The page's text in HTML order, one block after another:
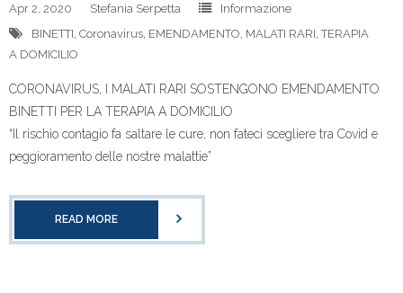
Apr 2, 2020 Stefania Serpetta
Informazione
BINETTI Coronavirus EMENDAMENTO MALATI RARI ,TERAPIA
A DOMICILIO
CORONAVIRUS, I MALATI RARI SOSTENGONO EMENDAMENTO
BINETTI PER LA TERAPIA A DOMICILIO
“Il rischio contagio fa saltare le cure, non fateci scegliere tra Covid e
peggioramento delle nostre malattie”
READ MORE